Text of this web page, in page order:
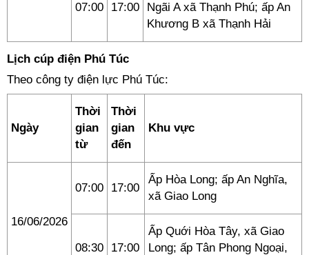
07:00 17:00
Ngãi A xã Thạnh Phú; ấp An
Khương B xã Thạnh Hải
Lịch cúp điện Phú Túc
Theo công ty điện lực Phú Túc:
Ngày
Thời
gian
từ
Thời
gian
đến
Khu vực
16/06/2026
07:00 17:00
Ấp Hòa Long; ấp An Nghĩa,
xã Giao Long
08:30 17:00
Ấp Quới Hòa Tây, xã Giao
Long; ấp Tân Phong Ngoại,